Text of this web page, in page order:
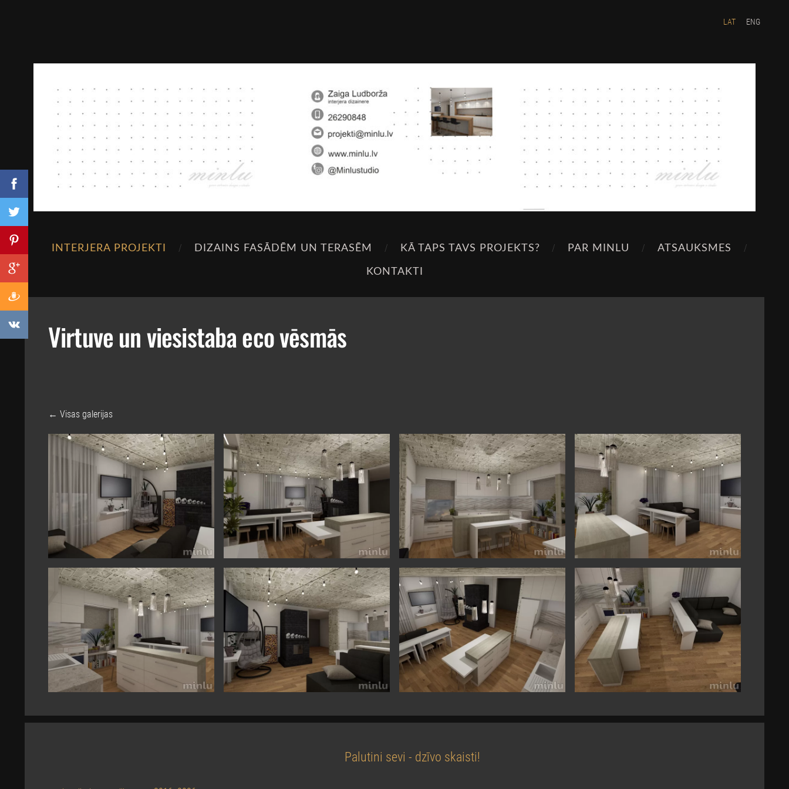
INTERJERA PROJEKTI DIZAINS FASĀDĒM UN TERASĒM KĀ TAPS TAVS PROJEKTS? PAR MINLU
ATSAUKSMES
KONTAKTI
LAT ENG
Virtuve un viesistaba eco vēsmās
Visas galerijas
Palutini sevi - dzīvo skaisti!